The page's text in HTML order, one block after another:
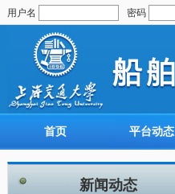
用户名 密码
首页 平台动态
新闻动态